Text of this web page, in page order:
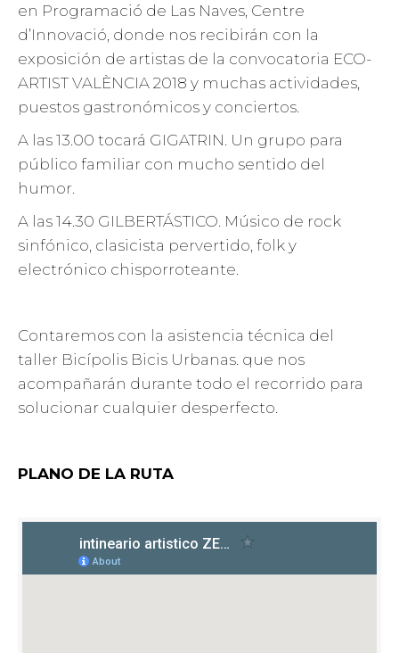
en Programació de Las Naves, Centre
d’Innovació, donde nos recibirán con la
exposición de artistas de la convocatoria ECO-
ARTIST VALÈNCIA 2018 y muchas actividades,
puestos gastronómicos y conciertos.
A las 13.00 tocará GIGATRIN. Un grupo para
público familiar con mucho sentido del
humor.
A las 14.30 GILBERTÁSTICO. Músico de rock
sinfónico, clasicista pervertido, folk y
electrónico chisporroteante.
Contaremos con la asistencia técnica del
taller Bicípolis Bicis Urbanas. que nos
acompañarán durante todo el recorrido para
solucionar cualquier desperfecto.
PLANO DE LA RUTA